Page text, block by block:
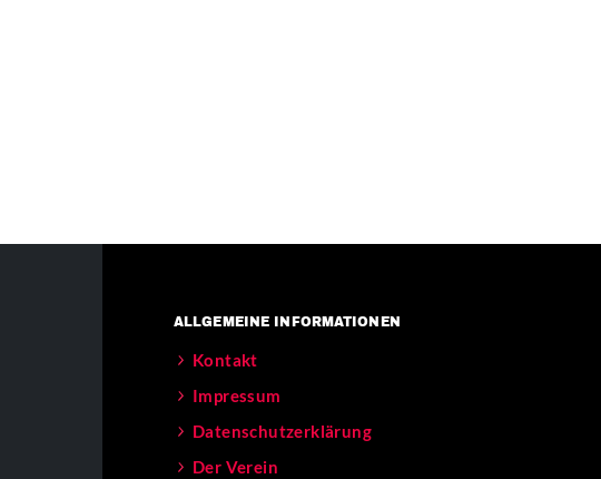
ALLGEMEINE INFORMATIONEN
Kontakt
Impressum
Datenschutzerklärung
Der Verein